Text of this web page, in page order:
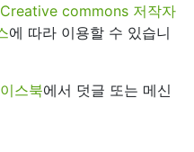
Creative commons 저작자
에 따라 이용할 수 있습니
스북에서 덧글 또는 메신